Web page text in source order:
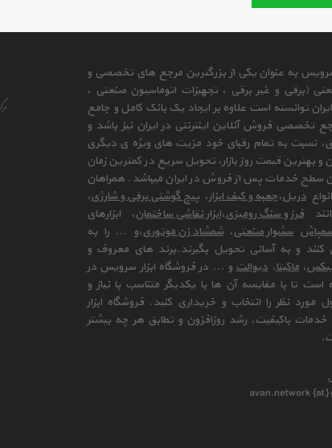
سرویس به عنوان یکی از بزرگترین مرجع های تخصصی و
(برقی و غیر برقی ، تجهیزات اتوماسیون صنعتی ،
توانسته است علاوه بر ایجاد یک بانک کامل و جامع
تخصصی فروش آنلاین اینترنتی در ایران نیز باشد و
نسبت به تمام رقبای خود مزیت های ویژه ی دیگری
بهترین قیمت روز بازار، تحویل سریع در کمترین زمان
سطح خدمات پس از فروش در ایران میباشد. همراهان
دریل،جعبه و کیف ابزار، پیچ گوشتی برقی و شارژی،
فرز و سنگ رومیزی،ابزار نقاشی ساختمان، ابزارهای
سشوار صنعتی،شمشاد زن موتوری،و ... را به
کنند و به آسانی تحویل بگیرند.برند های معروف و
،ماکیتا، دیوالتو ... در فروشگاه ابزار سرویس در
تا با مقایسه آن ها با یکدیگر متناسب با نیاز و
نظر را انتخاب و خریداری کنید. فروشگاه ابزار
باکیفیت، رشد روزافزون و تطابق هر چه بیشتر
avan.network {at}